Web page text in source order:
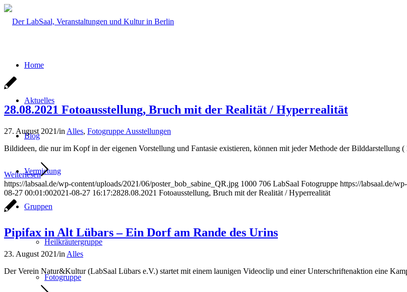
Home
Aktuelles
Blog
Vermietung
Gruppen
Heilkräutergruppe
Fotogruppe
28.08.2021 Fotoausstellung, Bruch mit der Realität / Hyperrealität
27. August 2021/in Alles, Fotogruppe Ausstellungen
Bildideen, die nur im Kopf in der eigenen Vorstellung und Fantasie existieren, können mit jeder Methode der
Weiterlesen
https://labsaal.de/wp-content/uploads/2021/06/poster_bob_sabine_QR.jpg 1000 706 LabSaal Fotogruppe https://labsaal.de/
08-27 00:01:002021-08-27 16:17:2828.08.2021 Fotoausstellung, Bruch mit der Realität / Hyperrealität
Pipifax in Alt Lübars – Ein Dorf am Rande des Urins
23. August 2021/in Alles
Der Verein Natur&Kultur (LabSaal Lübars e.V.) startet mit einem launigen Videoclip und einer Unterschriftenaktion eine